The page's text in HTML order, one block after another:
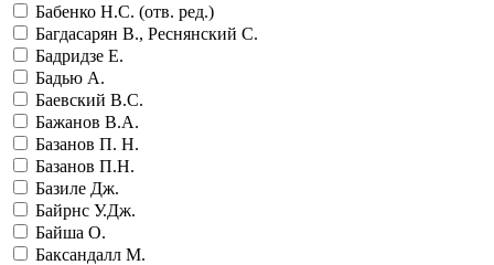
Бабенко Н.С. (отв. ред.)
Багдасарян В., Реснянский С.
Бадридзе Е.
Бадью А.
Баевский В.С.
Бажанов В.А.
Базанов П. Н.
Базанов П.Н.
Базиле Дж.
Байрнс У.Дж.
Байша О.
Баксандалл М.